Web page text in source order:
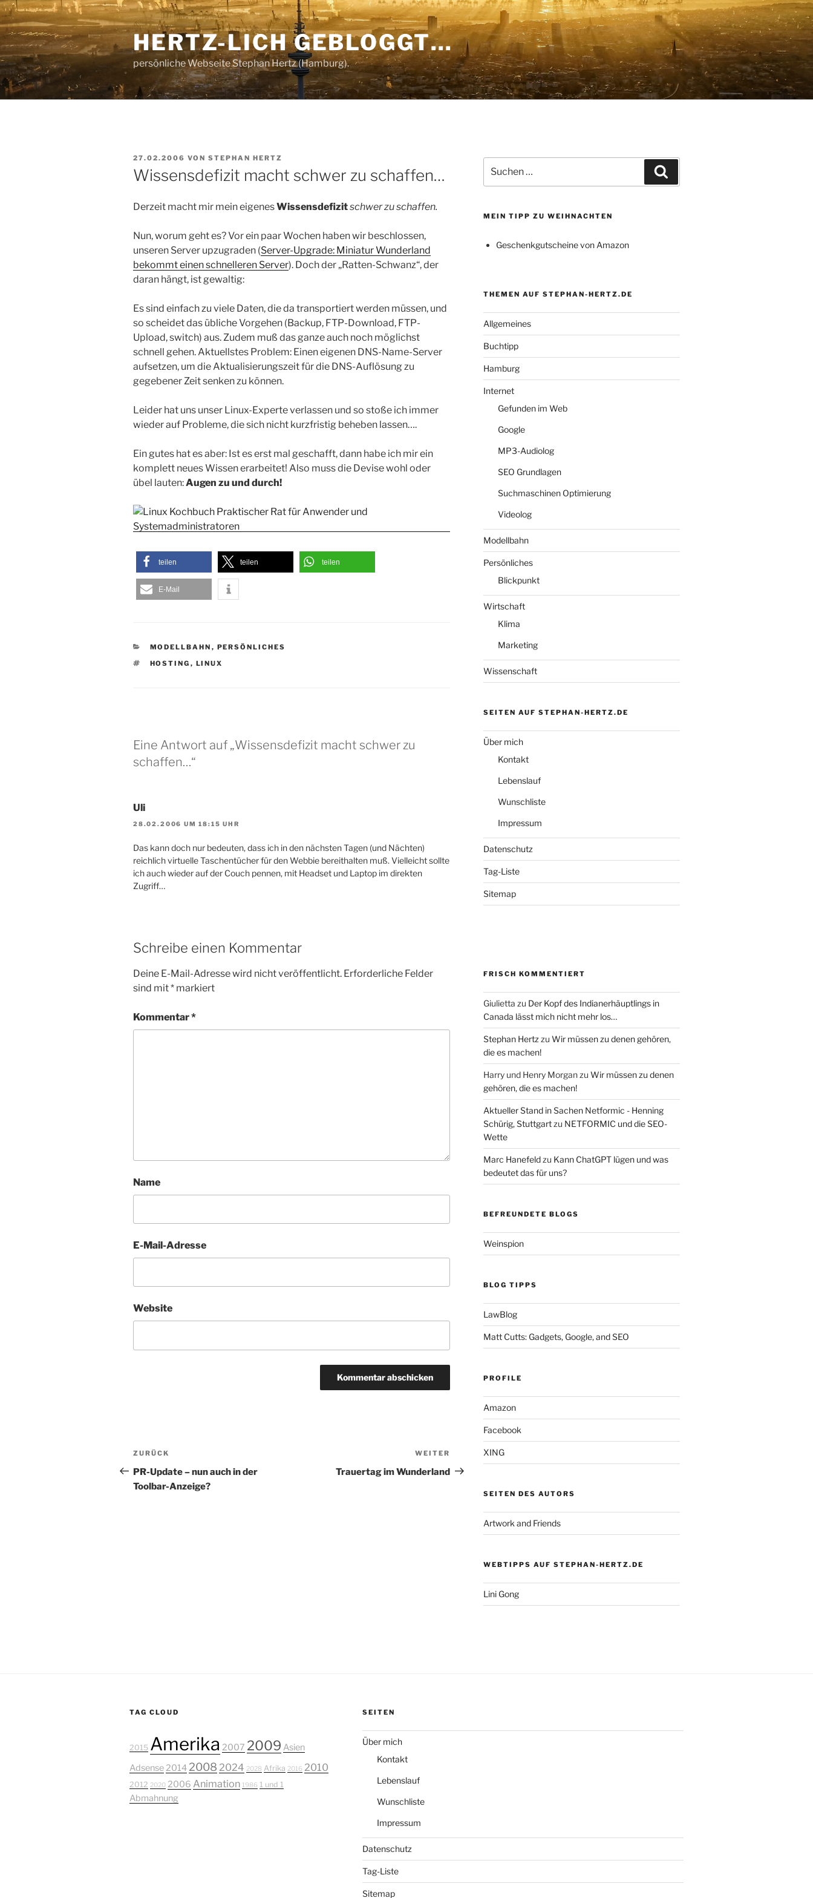
Zum
Inhalt
springen
HERTZ-LICH GEBLOGGT…
persönliche Webseite Stephan Hertz (Hamburg).
VERÖFFENTLICHT
AM
27.02.2006 VON STEPHAN HERTZ
Wissensdefizit macht schwer zu schaffen…
Derzeit macht mir mein eigenesWissensdefizitschwer zu schaffen.
Nun, worum geht es? Vor ein paar Wochen haben wir beschlossen,
unseren Server upzugraden (Server-Upgrade: Miniatur Wunderland
bekommt einen schnelleren Server). Doch der „Ratten-Schwanz“, der
daran hängt, ist gewaltig:
Es sind einfach zu viele Daten, die da transportiert werden müssen, und
so scheidet das übliche Vorgehen (Backup, FTP-Download, FTP-
Upload, switch) aus. Zudem muß das ganze auch noch möglichst
schnell gehen. Aktuellstes Problem: Einen eigenen DNS-Name-Server
aufsetzen, um die Aktualisierungszeit für die DNS-Auflösung zu
gegebener Zeit senken zu können.
Leider hat uns unser Linux-Experte verlassen und so stoße ich immer
wieder auf Probleme, die sich nicht kurzfristig beheben lassen….
Ein gutes hat es aber: Ist es erst mal geschafft, dann habe ich mir ein
komplett neues Wissen erarbeitet! Also muss die Devise wohl oder
übel lauten:Augen zu und durch!
teilen teilen teilen
E-Mail
KATEGORIEN
MODELLBAHN , PERSÖNLICHES
SCHLAGWÖRTER
HOSTING , LINUX
Eine Antwort auf „Wissensdefizit macht schwer zu
schaffen…“
Uli
28.02.2006 UM 18:15 UHR
Das kann doch nur bedeuten, dass ich in den nächsten Tagen (und Nächten)
reichlich virtuelle Taschentücher für den Webbie bereithalten muß. Vielleicht sollte
ich auch wieder auf der Couch pennen, mit Headset und Laptop im direkten
Zugriff…
Schreibe einen Kommentar
Deine E-Mail-Adresse wird nicht veröffentlicht. Erforderliche Felder
sind mit* markiert
Kommentar*
Name
E-Mail-Adresse
Website
Beitragsnavigation
Vorheriger
Beitrag
ZURÜCK
PR-Update – nun auch in der
Toolbar-Anzeige?
Nächster
Beitrag
WEITER
Trauertag im Wunderland
nach:
MEIN TIPP ZU WEIHNACHTEN
Geschenkgutscheine von Amazon
THEMEN AUF STEPHAN-HERTZ.DE
Allgemeines
Buchtipp
Hamburg
Internet
Gefunden im Web
Google
MP3-Audiolog
SEO Grundlagen
Suchmaschinen Optimierung
Videolog
Modellbahn
Persönliches
Blickpunkt
Wirtschaft
Klima
Marketing
Wissenschaft
SEITEN AUF STEPHAN-HERTZ.DE
Über mich
Kontakt
Lebenslauf
Wunschliste
Impressum
Datenschutz
Tag-Liste
Sitemap
FRISCH KOMMENTIERT
Giulietta zu Der Kopf des Indianerhäuptlings in
Canada lässt mich nicht mehr los…
Stephan Hertz zu Wir müssen zu denen gehören,
die es machen!
Harry und Henry Morganzu Wir müssen zu denen
gehören, die es machen!
Aktueller Stand in Sachen Netformic - Henning
Schürig, Stuttgartzu NETFORMIC und die SEO-
Wette
Marc Hanefeldzu Kann ChatGPT lügen und was
bedeutet das für uns?
BEFREUNDETE BLOGS
Weinspion
BLOG TIPPS
LawBlog
Matt Cutts: Gadgets, Google, and SEO
PROFILE
Amazon
Facebook
XING
SEITEN DES AUTORS
Artwork and Friends
WEBTIPPS AUF STEPHAN-HERTZ.DE
Lini Gong
TAG CLOUD
2015 Amerika 2007 2009 Asien
Adsense2014 2008 2024 2028 Afrika 2016 2010
2012 2020 2006 Animation 1986 1 und 1
Abmahnung
SEITEN
Über mich
Kontakt
Lebenslauf
Wunschliste
Impressum
Datenschutz
Tag-Liste
Sitemap